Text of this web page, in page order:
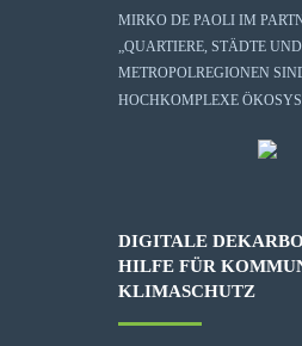
MIRKO DE PAOLI IM
„QUARTIERE, STÄDTE UND
METROPOLREGIONEN
HOCHKOMPLEXE
DIGITALE
HILFE FÜR
KLIMASCHUTZ